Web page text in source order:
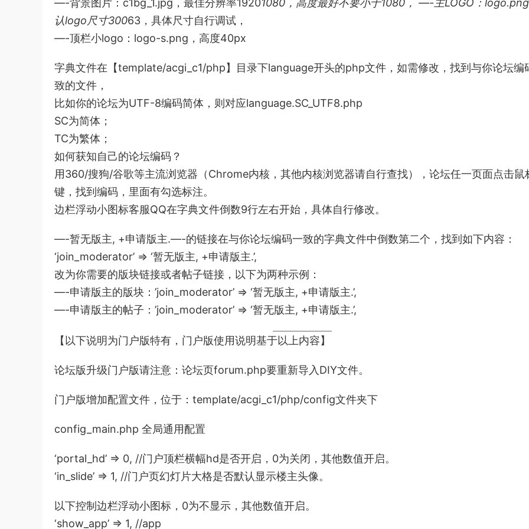
—-背景图片：c1bg_1.jpg，最佳分辨率19201080，高度最好不要小于1080， —-主LOGO：
认logo尺寸30063，具体尺寸自行调试，
—-顶栏小logo：logo-s.png，高度40px
字典文件在【template/acgi_c1/php】目录下language开头的php文件，如需修改，找到与你论坛编
致的文件，
比如你的论坛为UTF-8编码简体，则对应language.SC_UTF8.php
SC为简体；
TC为繁体；
如何获知自己的论坛编码？
用360/搜狗/谷歌等主流浏览器（Chrome内核，其他内核浏览器请自行查找），论坛任一页面点击鼠
键，找到编码，里面有勾选标注。
边栏浮动小图标客服QQ在字典文件倒数9行左右开始，具体自行修改。
—-暂无版主, +申请版主.—-的链接在与你论坛编码一致的字典文件中倒数第二个，找到如下内容：
‘join_moderator’ => ‘暂无版主, +申请版主.’,
改为你需要的版块链接或者帖子链接，以下为两种示例：
—-申请版主的版块：’join_moderator’ => ‘暂无版主, +申请版主.’,
—-申请版主的帖子：’join_moderator’ => ‘暂无版主, +申请版主.’,
【以下说明为门户版特有，门户版使用说明基于以上内容】
论坛版升级门户版请注意：论坛页forum.php要重新导入DIY文件。
门户版增加配置文件，位于：template/acgi_c1/php/config文件夹下
config_main.php 全局通用配置
‘portal_hd’ => 0, //门户顶栏横幅hd是否开启，0为关闭，其他数值开启。
‘in_slide’ => 1, //门户页幻灯片大格是否默认显示楼主头像。
以下控制边栏浮动小图标，0为不显示，其他数值开启。
‘show_app’ => 1, //app